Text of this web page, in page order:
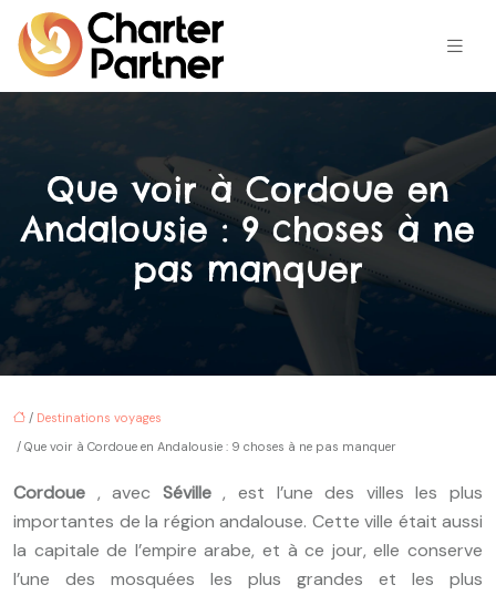
Que voir à Cordoue en
Andalousie : 9 choses à ne
pas manquer
/ Destinations voyages
/ Que voir à Cordoue en Andalousie : 9 choses à ne pas manquer
Cordoue , avec Séville, est l’une des villes les plus
importantes de la région andalouse. Cette ville était aussi
la capitale de l’empire arabe, et à ce jour, elle conserve
l’une des mosquées les plus grandes et les plus